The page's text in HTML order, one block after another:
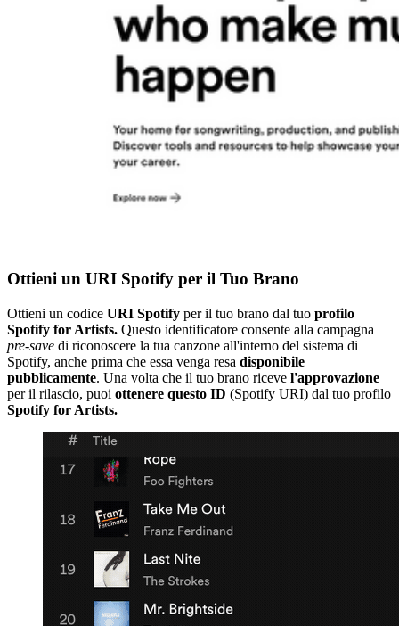
Ottieni un URI Spotify per il Tuo Brano
Ottieni un codice URI Spotify per il tuo brano dal tuo profilo
Spotify for Artists. Questo identificatore consente alla campagna
pre-save di riconoscere la tua canzone all'interno del sistema di
Spotify, anche prima che essa venga resa disponibile
pubblicamente. Una volta che il tuo brano riceve l'approvazione
per il rilascio, puoi ottenere questo ID (Spotify URI) dal tuo profilo
Spotify for Artists.